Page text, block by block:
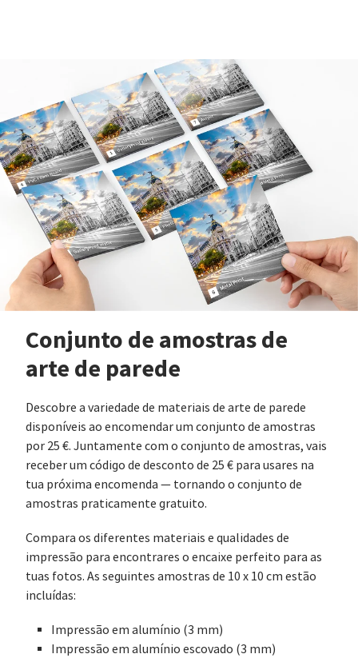
Conjunto de amostras de
arte de parede
Descobre a variedade de materiais de arte de parede
disponíveis ao encomendar um conjunto de amostras
por 25 €. Juntamente com o conjunto de amostras, vais
receber um código de desconto de 25 € para usares na
tua próxima encomenda — tornando o conjunto de
amostras praticamente gratuito.
Compara os diferentes materiais e qualidades de
impressão para encontrares o encaixe perfeito para as
tuas fotos. As seguintes amostras de 10 x 10 cm estão
incluídas:
Impressão em alumínio (3 mm)
Impressão em alumínio escovado (3 mm)